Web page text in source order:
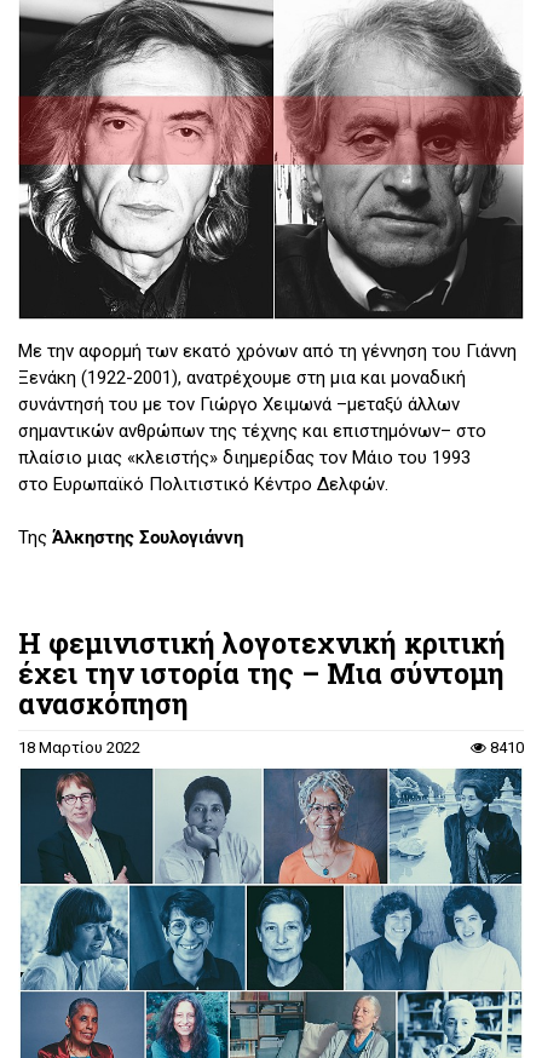
Με την αφορμή των εκατό χρόνων από τη γέννηση του Γιάννη
Ξενάκη (1922-2001), ανατρέχουμε στη μια και μοναδική
συνάντησή του με τον Γιώργο Χειμωνά –μεταξύ άλλων
σημαντικών ανθρώπων της τέχνης και επιστημόνων– στο
πλαίσιο μιας «κλειστής» διημερίδας τον Μάιο του 1993
στο Ευρωπαϊκό Πολιτιστικό Κέντρο Δελφών.
Της Άλκηστης Σουλογιάννη
Η φεμινιστική λογοτεχνική κριτική
έχει την ιστορία της – Μια σύντομη
ανασκόπηση
18 Μαρτίου 2022 8410